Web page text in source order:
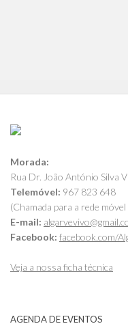
Morada:
Rua Dr. João António Silva
Telemóvel: 967 823 648
(Chamada para a rede
E-mail:
Facebook: facebook.com/
Veja a nossa ficha técnica
AGENDA DE EVENTOS